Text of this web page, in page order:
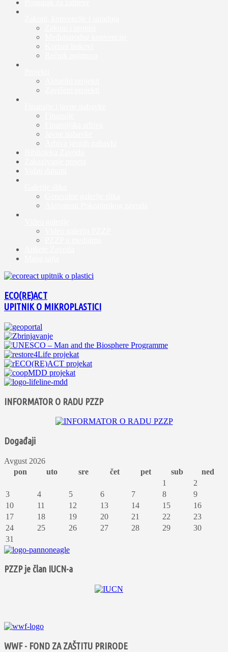
ECO(RE)ACT
UPITNIK O MIKROPLASTICI
INFORMATOR O RADU PZZP
Događaji
Avgust 2026
pon
uto sre čet pet sub
ned
1
2
3
4 5 6 7 8
9
10
11 12 13 14 15
16
17
18 19 20 21 22
23
24
25 26 27 28 29
30
31
PZZP je član IUCN-a
WWF - FOND ZA ZAŠTITU PRIRODE